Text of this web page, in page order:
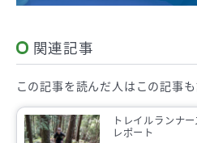
関連記事
この記事を読んだ人は この記事も
トレイルランナ
レポート